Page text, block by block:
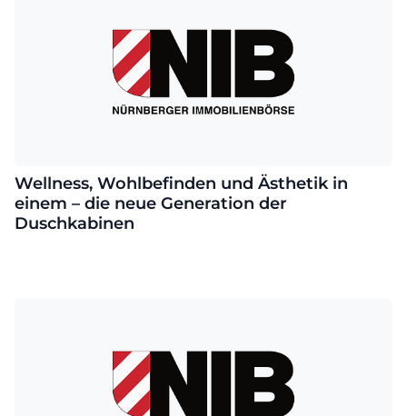
Wellness, Wohlbefinden und Ästhetik in
einem – die neue Generation der
Duschkabinen